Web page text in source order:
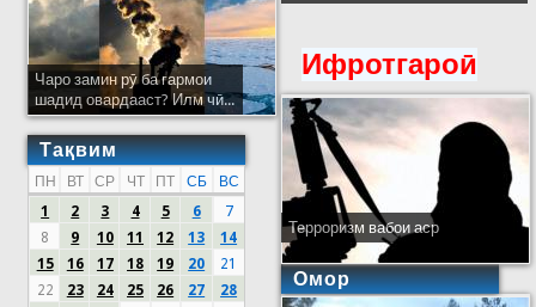
Чаро замин рӯ ба гармои
шадид овардааст? Илм чӣ...
Тақвим
ПН ВТ СР ЧТ ПТ СБ
ВС
1
2 3 4 5 6
7
8
9 10 11 12 13
14
15
16 17 18 19 20
21
22
23 24 25 26 27
28
Ифротгароӣ
Терроризм вабои аср
Омор